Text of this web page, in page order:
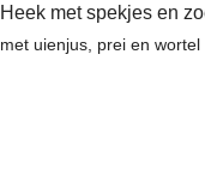
Heek met spekjes en
met uienjus, prei en wortel